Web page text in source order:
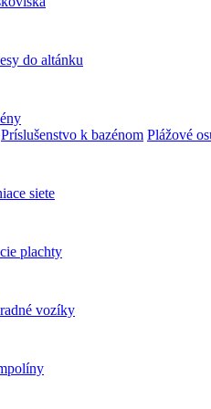
do altánku
Príslušenstvo k bazénom Plážové
siete
plachty
vozíky